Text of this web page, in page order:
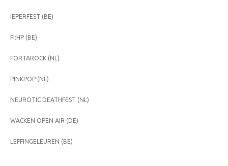
IEPERFEST (BE)
FI:HP (BE)
FORTAROCK (NL)
PINKPOP (NL)
NEUROTIC DEATHFEST (NL)
WACKEN OPEN AIR (DE)
LEFFINGELEUREN (BE)